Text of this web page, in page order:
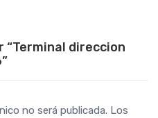
“Terminal direccion
no será publicada. Los